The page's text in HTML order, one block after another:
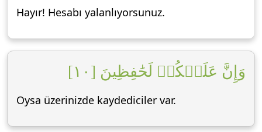
Hayır! Hesabı yalanlıyorsunuz.
وَإِنَّ عَلَيۡكُمۡ لَحَٰفِظِينَ [١٠]
Oysa üzerinizde kaydediciler var.